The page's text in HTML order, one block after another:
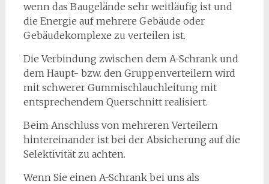
wenn das Baugelände sehr weitläufig ist und
die Energie auf mehrere Gebäude oder
Gebäudekomplexe zu verteilen ist.
Die Verbindung zwischen dem A-Schrank und
dem Haupt- bzw. den Gruppenverteilern wird
mit schwerer Gummischlauchleitung mit
entsprechendem Querschnitt realisiert.
Beim Anschluss von mehreren Verteilern
hintereinander ist bei der Absicherung auf die
Selektivität zu achten.
Wenn Sie einen A-Schrank bei uns als